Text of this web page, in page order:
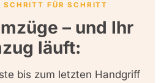
SCHRITT FÜR SCHRITT
– und Ihr
läuft:
bis zum letzten Handgriff